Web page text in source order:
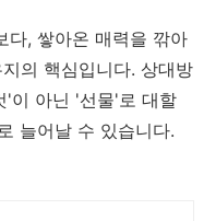
다, 쌓아온 매력을 깎아
의 핵심입니다. 상대방
'이 아닌 '선물'로 대할
늘어날 수 있습니다.